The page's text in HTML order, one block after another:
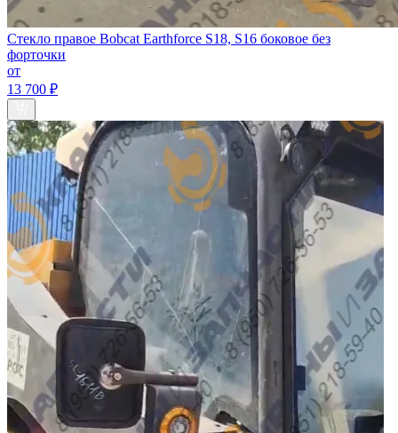
Стекло правое Bobcat Earthforce S18, S16 боковое без
форточки
от
13 700 ₽